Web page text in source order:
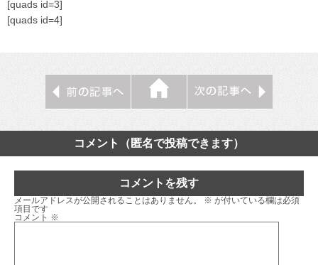
[quads id=3]
[quads id=4]
コメント（匿名で投稿できます）
コメントを残す
メールアドレスが公開されることはありません。 ※ が付いている欄は必須
項目です
コメント ※